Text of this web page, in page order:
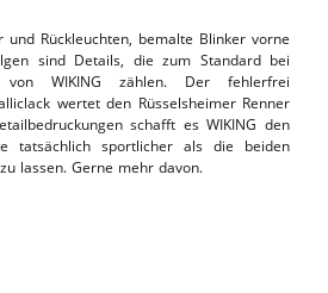
und Rückleuchten, bemalte Blinker vorne
sind Details, die zum Standard bei
von WIKING zählen. Der fehlerfrei
wertet den Rüsselsheimer Renner
schafft es WIKING den
tatsächlich sportlicher als die beiden
lassen. Gerne mehr davon.